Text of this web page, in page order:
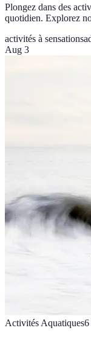
Plongez dans des
quotidien. Explorez
activités à sensations
Aug 3
Activités Aquatiques6